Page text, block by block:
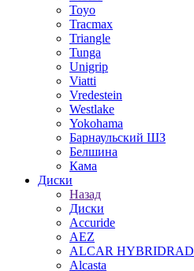
Toyo
Tracmax
Triangle
Tunga
Unigrip
Viatti
Vredestein
Westlake
Yokohama
Барнаульский ШЗ
Белшина
Кама
Диски
Назад
Диски
Accuride
AEZ
ALCAR HYBRIDRAD
Alcasta